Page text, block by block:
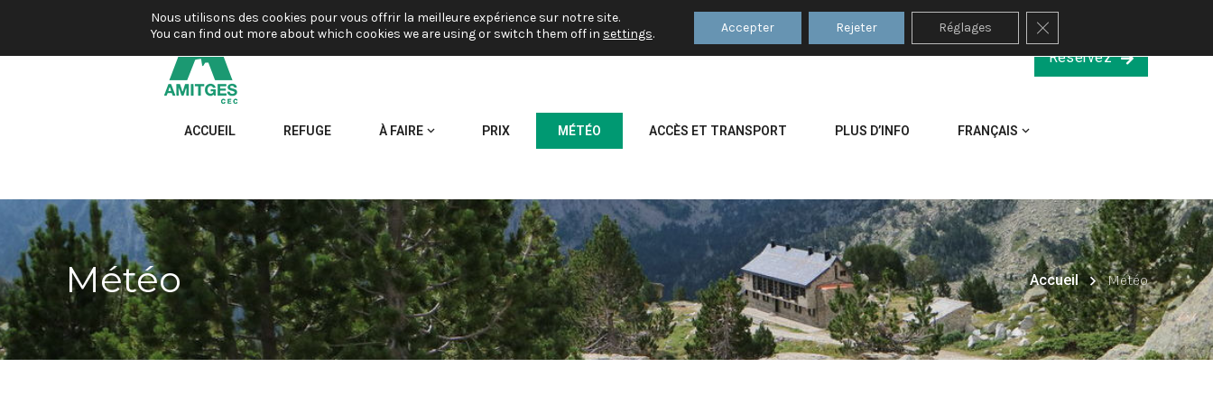
Réservez
ACCUEIL REFUGE À FAIRE PRIX MÉTÉO ACCÈS ET TRANSPORT PLUS D’INFO FRANÇAIS
Météo Accueil Météo
Nous utilisons des cookies pour vous offrir la meilleure expérience sur notre site.
You can find out more about which cookies we are using or switch them off in settings. Accepter Rejeter Réglages Fermer la bannière des